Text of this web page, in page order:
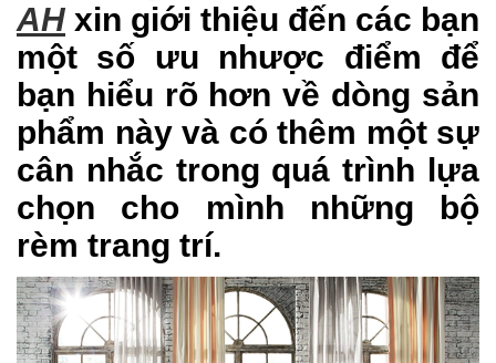
AH xin giới thiệu đến các bạn
một số ưu nhược điểm để
bạn hiểu rõ hơn về dòng sản
phẩm này và có thêm một sự
cân nhắc trong quá trình lựa
chọn cho mình những bộ
rèm trang trí.